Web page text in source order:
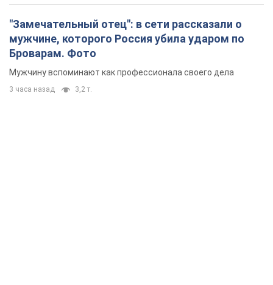
"Замечательный отец": в сети рассказали о
мужчине, которого Россия убила ударом по
Броварам. Фото
Мужчину вспоминают как профессионала своего дела
3 часа назад 3,2 т.